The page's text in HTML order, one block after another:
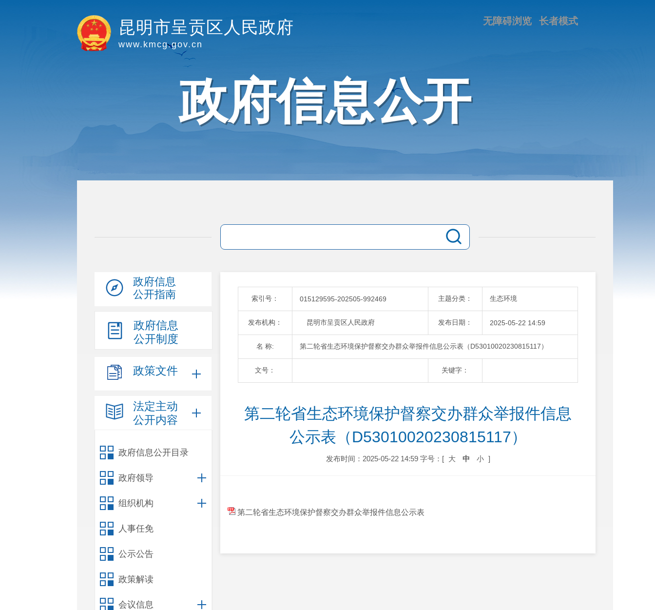
昆明市呈贡区人民政府
www.kmcg.gov.cn
长者模式
无障碍浏览
政府信息公开
政府信息
公开指南
政府信息
公开制度
政策文件
法定主动
公开内容
政府信息公开目录
政府领导
组织机构
人事任免
公示公告
政策解读
会议信息
索引号： 015129595-202505-992469 主题分类： 生态环境
发布机构： 昆明市呈贡区人民政府 发布日期： 2025-05-22 14:59
名 称: 第二轮省生态环境保护督察交办群众举报件信息公示表（D53010020230815117）
文号： 关键字：
第二轮省生态环境保护督察交办群众举报件信息
公示表（D53010020230815117）
发布时间：2025-05-22 14:59 字号：[ 大 中 小 ]
第二轮省生态环境保护督察交办群众举报件信息公示表